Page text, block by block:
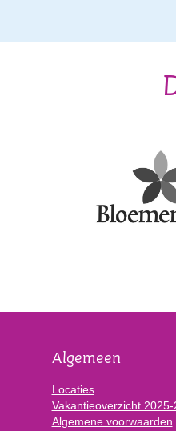
Algemeen
Locaties
Vakantieoverzicht 2025-
Algemene voorwaarden